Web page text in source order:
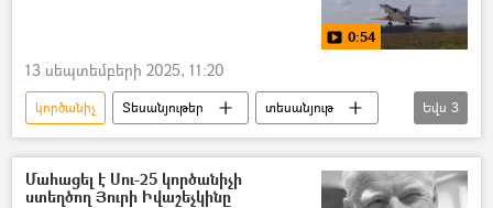
0:54
13 սեպտեմբերի 2025, 11:20
կործանիչ Տեսանյութեր
տեսանյութ
Զորավարժություններ
Ռուսաստան
Բելառուս
Եվս 3
Մահացել է Սու-25 կործանիչի
ստեղծող Յուրի Իվաշեչկինը